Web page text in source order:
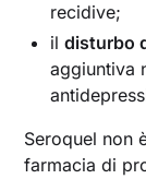
recidive;
ildisturbo
aggiuntiva
Seroquel non
farmacia di